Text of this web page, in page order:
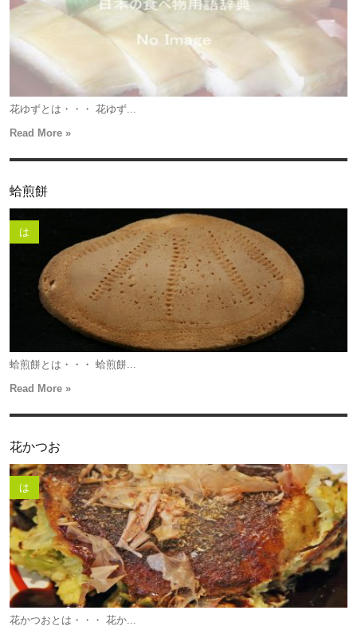
花ゆずとは・・・ 花ゆず...
Read More »
蛤煎餅
は
蛤煎餅とは・・・ 蛤煎餅...
Read More »
花かつお
は
花かつおとは・・・ 花か...